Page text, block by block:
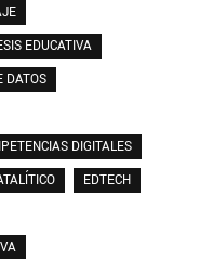
EDUCATIVA
DATOS
DIGITALES
EDTECH